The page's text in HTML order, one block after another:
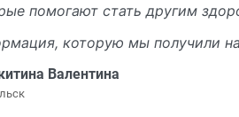
помогают стать другим
которую мы получили
Валентина